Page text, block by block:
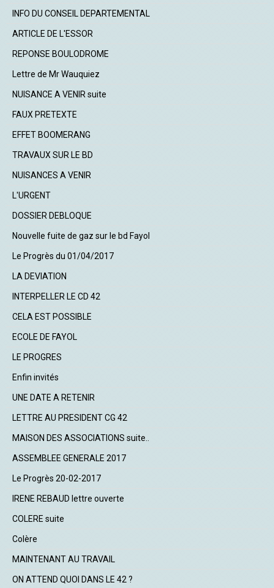
INFO DU CONSEIL DEPARTEMENTAL
ARTICLE DE L'ESSOR
REPONSE BOULODROME
Lettre de Mr Wauquiez
NUISANCE A VENIR suite
FAUX PRETEXTE
EFFET BOOMERANG
TRAVAUX SUR LE BD
NUISANCES A VENIR
L'URGENT
DOSSIER DEBLOQUE
Nouvelle fuite de gaz sur le bd Fayol
Le Progrès du 01/04/2017
LA DEVIATION
INTERPELLER LE CD 42
CELA EST POSSIBLE
ECOLE DE FAYOL
LE PROGRES
Enfin invités
UNE DATE A RETENIR
LETTRE AU PRESIDENT CG 42
MAISON DES ASSOCIATIONS suite..
ASSEMBLEE GENERALE 2017
Le Progrès 20-02-2017
IRENE REBAUD lettre ouverte
COLERE suite
Colère
MAINTENANT AU TRAVAIL
ON ATTEND QUOI DANS LE 42 ?